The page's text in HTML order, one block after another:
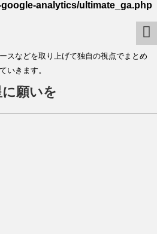
analytics/ultimate_ga.php
スなどを取り上げて独自の視点でまとめ
ていきます。
願いを